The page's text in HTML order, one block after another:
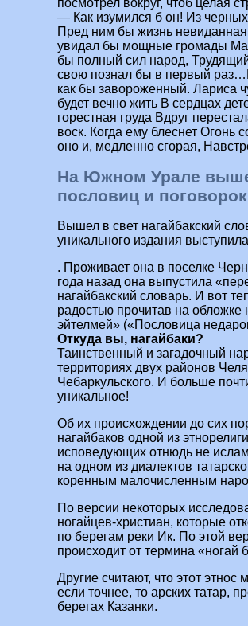
— Как изумился б он! Из
Пред ним бы жизнь
увидал бы мощные громады
бы полный сил народ,
свою познал бы в первый
как бы завороженный. Лариса
будет вечно жить В сердцах
горестная груда Вдруг
воск. Когда ему блеснет Огонь
оно и, медленно сгорая,
На Южном Урале
пословиц и поговорок
Вышел в свет нагайбакский
уникального издания выступила
. Проживает она в поселке
года назад она выпустила
нагайбакский словарь. И вот
радостью прочитав на
эйтелмей» («Пословица
Откуда вы, нагайбаки?
Таинственный и загадочный
территориях двух районов
Чебаркульского. И больше
уникальное!
Об их происхождении до сих
нагайбаков одной из
исповедующих отнюдь не
на одном из диалектов
коренным малочисленным
По версии некоторых
ногайцев-христиан, которые
по берегам реки Ик. По этой
происходит от термина «ногай
Другие считают, что этот
если точнее, то арских татар,
берегах Казанки.